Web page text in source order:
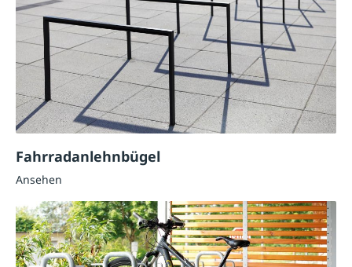
Fahrradanlehnbügel
Ansehen